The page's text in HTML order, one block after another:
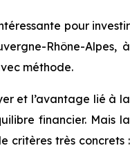
pour investir
Rhône-Alpes, à
méthode.
et l’avantage lié à la
financier. Mais la
critères très concrets :